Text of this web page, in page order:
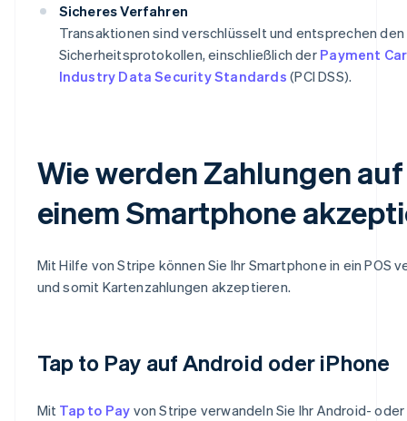
Sicheres Verfahren
Transaktionen sind verschlüsselt und entsprechen den
Sicherheitsprotokollen, einschließlich der Payment
Industry Data Security Standards (PCI DSS).
Wie werden Zahlungen auf
einem Smartphone
Mit Hilfe von Stripe können Sie Ihr Smartphone in ein POS
und somit Kartenzahlungen akzeptieren.
Tap to Pay auf Android oder iPhone
Mit Tap to Pay von Stripe verwandeln Sie Ihr Android-